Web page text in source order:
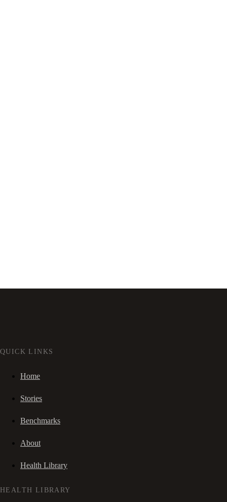
QUICK LINKS
Home
Stories
Benchmarks
About
Health Library
HEALTH LIBRARY